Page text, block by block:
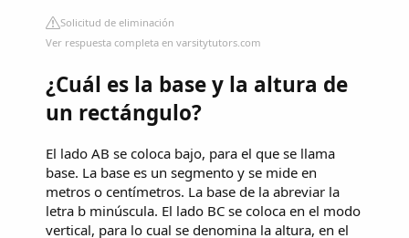
Solicitud de eliminación
Ver respuesta completa en varsitytutors.com
¿Cuál es la base y la altura de
un rectángulo?
El lado AB se coloca bajo, para el que se llama
base. La base es un segmento y se mide en
metros o centímetros. La base de la abreviar la
letra b minúscula. El lado BC se coloca en el modo
vertical, para lo cual se denomina la altura, en el